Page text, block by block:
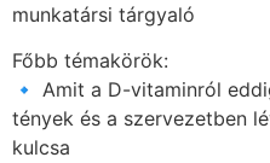
munkatársi tárgyaló
Főbb témakörök:
🔹 Amit a D-vitaminról
tények és a szervezetben
kulcsa